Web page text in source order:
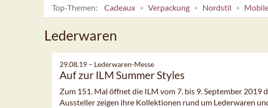
Top-Themen: Cadeaux Verpackung Nordstil
Lederwaren
29.08.19 – Lederwaren-Messe
Auf zur ILM Summer Styles
Zum 151. Mal öffnet die ILM vom 7. bis 9. September 2019
Aussteller zeigen ihre Kollektionen rund um Lederwaren